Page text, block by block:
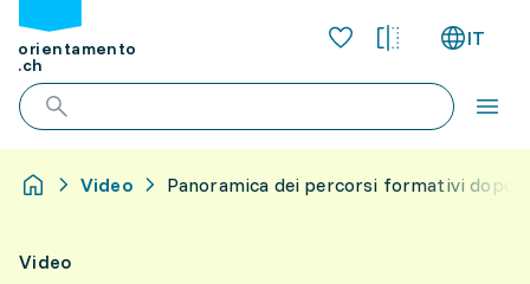
orientamento
.ch
IT
Video Panoramica dei percorsi formativi dopo
Video